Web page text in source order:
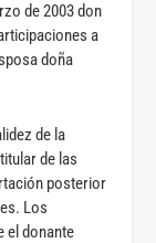
de 2003 don
a
doña
de la
de las
posterior
Los
el donante